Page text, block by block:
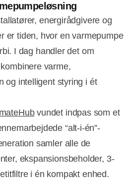
energirådgivere og
er tiden, hvor en varmepumpe
I dag handler det om
varme,
og intelligent styring i ét
vundet indpas som et
“alt-i-én”-
samler alle de
ekspansionsbeholder, 3-
i én kompakt enhed.